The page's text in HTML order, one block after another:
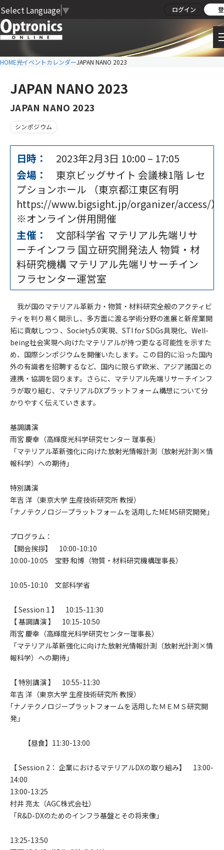
Select Language ▼ ログイン
HOME光イベントカレンダーJAPAN NANO 2023
JAPAN NANO 2023
JAPAN NANO 2023
シンポジウム
日時： 2023年2月3日 10:00 – 17:05
会場：
東京ビッグサイト 会議棟1階 レセ
プションホール （東京都江東区有明
https://www.bigsight.jp/organizer/access/）
※オンライン併用開催
主催：
文部科学省 マテリアル先端リサ
ーチインフラ 国立研究開発法人 物質・材
料研究機構 マテリアル先端リサーチイン
フラセンター運営室
我が国のマテリアル革新力・物質・材料研究全般のアクティビ
ティを判り易く開示し、多方面に渡る学術分野の進展と新産業開
拓に貢献しつつ 、Society5.0実現、STI for SDGs具現化、Well-
being社会実現へ向けたマテリアルが持つ更なる可能性を示すた
め、国際シンポジウムを開催いたします。この目的に沿った国内
外の有識者を招聘するなど、国内に限らず欧米、アジア諸国との
連携・協調を図ります。さらに、マテリアル先端リサーチインフ
ラが取り組む、マテリアルDXプラットフォーム構想について分
かりやすく伝えていきます。
基調講演
雨宮 慶幸（高輝度光科学研究センター 理事長）
「マテリアル革新強化に向けた放射光情報計測（放射光計測×情
報科学）への期待」
特別講演
年吉 洋（東京大学 生産技術研究所 教授）
｢ナノテクノロジープラットフォームを活用したMEMS研究開発｣
プログラム：
【開会挨拶】 10:00-10:10
10:00-10:05 宝野 和博（物質・材料研究機構理事長）
10:05-10:10 文部科学省
【 Session 1 】 10:15-11:30
【 基調講演 】 10:15-10:50
雨宮 慶幸（高輝度光科学研究センター理事長）
「マテリアル革新強化に向けた放射光情報計測（放射光計測×情
報科学）への期待」
【 特別講演 】 10:55-11:30
年吉 洋（東京大学 生産技術研究所 教授）
｢ナノテクノロジープラットフォームを活用したＭＥＭＳ研究開
発｣
【昼食】11:30-13:00
【 Session 2： 企業におけるマテリアルDXの取り組み】 13:00-
14:00
13:00-13:25
村井 亮太（AGC株式会社）
「R&D-DXのためのインフラ基盤とその将来像」
13:25-13:50